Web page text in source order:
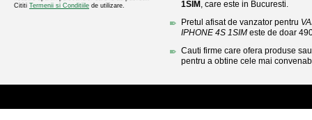
Cititi Termenii si Conditiile de utilizare.
1SIM , care este in Bucuresti.
Pretul afisat de vanzator pentru
IPHONE 4S 1SIM este de doar
Cauti firme care ofera produse
pentru a obtine cele mai